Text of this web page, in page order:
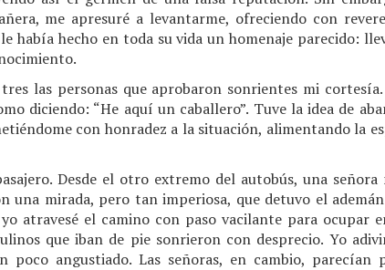
me apresuré a levantarme, ofreciendo con
había hecho en toda su vida un homenaje parecido:
las personas que aprobaron sonrientes mi
diciendo: “He aquí un caballero”. Tuve la idea de
con honradez a la situación, alimentando la
Desde el otro extremo del autobús, una
una mirada, pero tan imperiosa, que detuvo el
atravesé el camino con paso vacilante para ocupar
que iban de pie sonrieron con desprecio. Yo
angustiado. Las señoras, en cambio, parecían